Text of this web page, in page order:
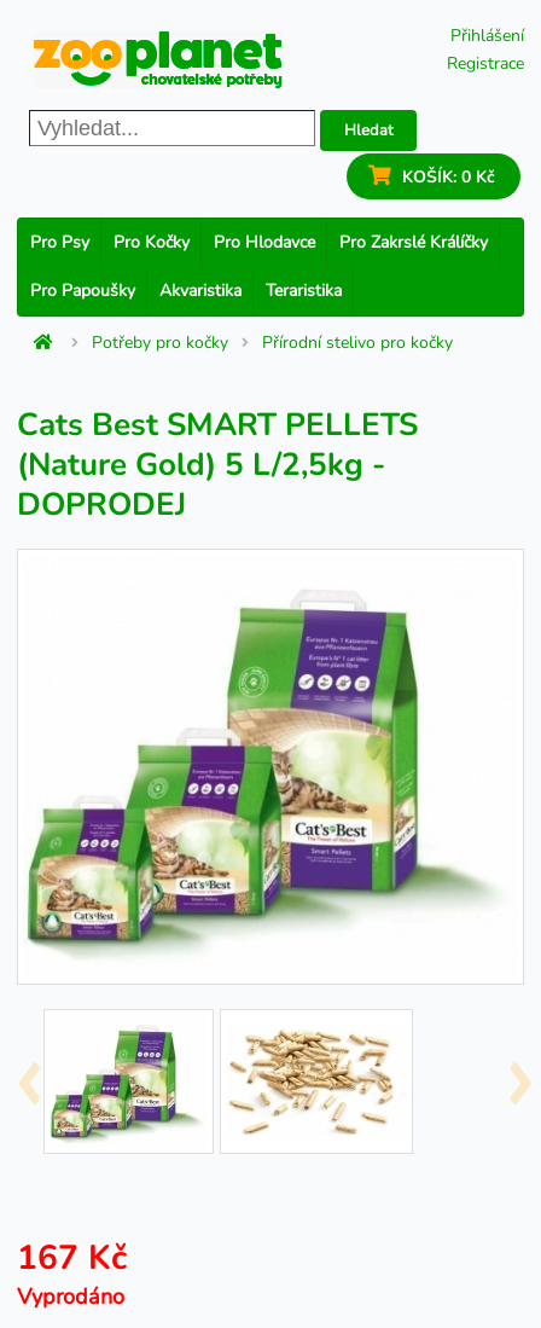
Přihlášení
Registrace
Hledat
KOŠÍK: 0 Kč
Pro Psy Pro Kočky Pro Hlodavce Pro Zakrslé Králíčky
Pro Papoušky Akvaristika Teraristika
Potřeby pro kočky Přírodní stelivo pro kočky
Cats Best SMART PELLETS
(Nature Gold) 5 L/2,5kg -
DOPRODEJ
167 Kč
Vyprodáno